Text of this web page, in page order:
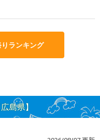
ランキング
島県】